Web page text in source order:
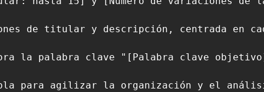
de titular y descripción, centrada en
la palabra clave "[Palabra clave
para agilizar la organización y el